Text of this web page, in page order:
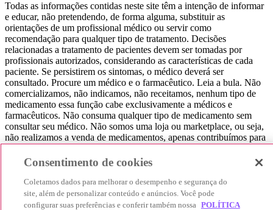
Todas as informações contidas neste site têm a intenção de informar
e educar, não pretendendo, de forma alguma, substituir as
orientações de um profissional médico ou servir como
recomendação para qualquer tipo de tratamento. Decisões
relacionadas a tratamento de pacientes devem ser tomadas por
profissionais autorizados, considerando as características de cada
paciente. Se persistirem os sintomas, o médico deverá ser
consultado. Procure um médico e o farmacêutico. Leia a bula. Não
comercializamos, não indicamos, não receitamos, nenhum tipo de
medicamento essa função cabe exclusivamente a médicos e
farmacêuticos. Não consuma qualquer tipo de medicamento sem
consultar seu médico. Não somos uma loja ou marketplace, ou seja,
não realizamos a venda de medicamentos, apenas contribuímos para
produtos farmacêuticos. Contribuímos e damos auxílio para que sua
acontece nos sites das nossas lojas parceiras.
© 2025 Afya Participações S.A. - todos os direitos reservados.
Consentimento de cookies
Coletamos dados para melhorar o desempenho e segurança do
site, além de personalizar conteúdo e anúncios. Você pode
configurar suas preferências e conferir também nossa POLÍTICA